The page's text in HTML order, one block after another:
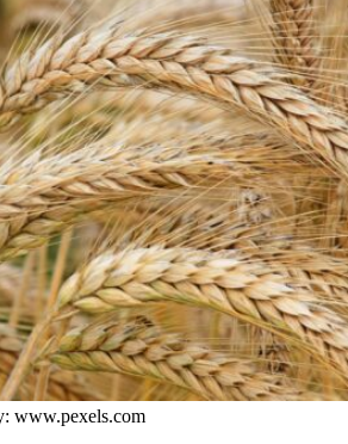
www.pexels.com